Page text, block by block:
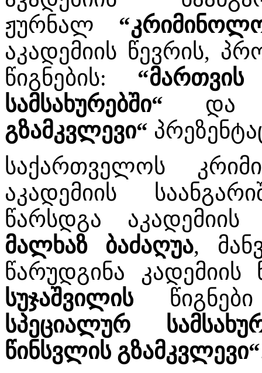
ჟურნალ
აკადემიის წევრის,
წიგნების:
სამსახურებში“
გზამკვლევი“
საქართველოს
აკადემიის
წარსდგა
მალხაზ ბაძაღუა,
წარუდგინა
სუჯაშვილის
სპეციალურ
წინსვლის გზამკვლევი“